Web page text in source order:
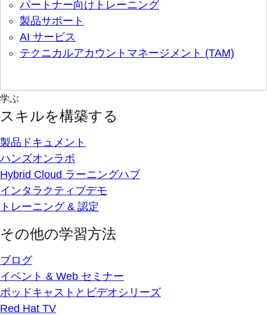
パートナー向けトレーニング
製品サポート
AI サービス
テクニカルアカウントマネージメント (TAM)
学ぶ
スキルを構築する
製品ドキュメント
ハンズオンラボ
Hybrid Cloud ラーニングハブ
インタラクティブデモ
トレーニング & 認定
その他の学習方法
ブログ
イベント & Web セミナー
ポッドキャストとビデオシリーズ
Red Hat TV